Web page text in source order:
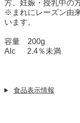
方、妊娠・授乳中の
※まれにレーズン由
います。
容量 200g
Alc 2.4％未満
食品表示情報